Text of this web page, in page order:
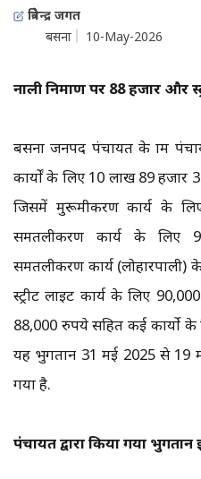
त्रिवेन्द्र जगत
बसना
10-May-2026
नाली निर्माण पर 88 हजार और
बसना जनपद पंचायत के ग्राम
कार्यों के लिए 10 लाख 89 हजार
जिसमें मुरूमीकरण कार्य के
समतलीकरण कार्य के लिए
समतलीकरण कार्य
स्ट्रीट लाइट कार्य के लिए
88,000 रुपये सहित कई कार्यो
यह भुगतान 31 मई 2025 से 19
गया है.
पंचायत द्वारा किया गया भुगतान